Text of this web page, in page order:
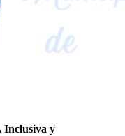
Inclusiva y